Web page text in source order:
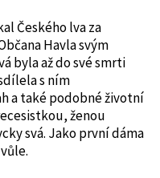
Českého lva za
Havla svým
byla až do své smrti
s ním
a také podobné životní
ženou
svá. Jako první dáma